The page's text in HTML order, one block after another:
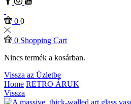
0 0
0 Shopping Cart
Nincs termék a kosárban.
Vissza az Üzletbe
Home RETRO ÁRUK
Vissza